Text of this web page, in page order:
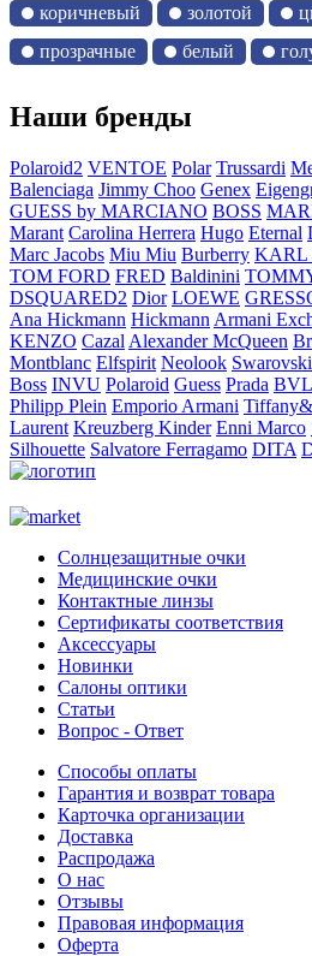
коричневый
золотой
прозрачные
белый
Наши бренды
Polaroid2 VENTOE Polar Trussardi
Balenciaga Jimmy Choo Genex
GUESS by MARCIANO BOSS
Marant Carolina Herrera Hugo Eternal
Marc Jacobs Miu Miu Burberry KARL
TOM FORD FRED Baldinini
DSQUARED2 Dior LOEWE
Ana Hickmann Hickmann Armani
KENZO Cazal Alexander McQueen
Montblanc Elfspirit Neolook Swarovski
Boss INVU Polaroid Guess Prada
Philipp Plein Emporio Armani
Laurent Kreuzberg Kinder Enni Marco
Silhouette Salvatore Ferragamo DITA
Солнцезащитные очки
Медицинские очки
Контактные линзы
Сертификаты соответствия
Аксессуары
Новинки
Салоны оптики
Статьи
Вопрос - Ответ
Способы оплаты
Гарантия и возврат товара
Карточка организации
Доставка
Распродажа
О нас
Отзывы
Правовая информация
Оферта